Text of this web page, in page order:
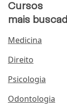
Elementos
Formatação
Papel
Texto
Cursos
mais
Medicina
Direito
Psicologia
Odontologia